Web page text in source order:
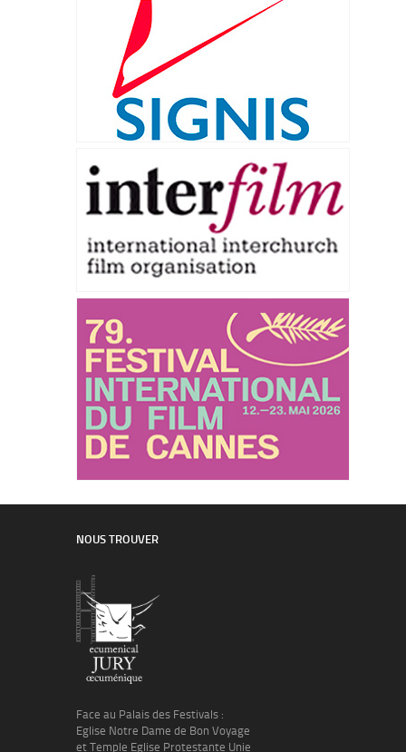
NOUS TROUVER
Face au Palais des Festivals :
Eglise Notre Dame de Bon Voyage
et Temple Eglise Protestante Unie